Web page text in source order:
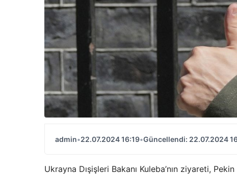
admin•22.07.2024 16:19•Güncellendi: 22.07.2024
Ukrayna Dışişleri Bakanı Kuleba’nın ziyareti,